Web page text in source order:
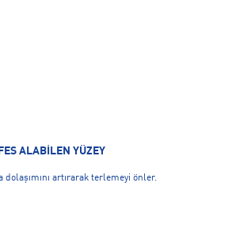
ALABİLEN YÜZEY
dolaşımını artırarak terlemeyi önler.